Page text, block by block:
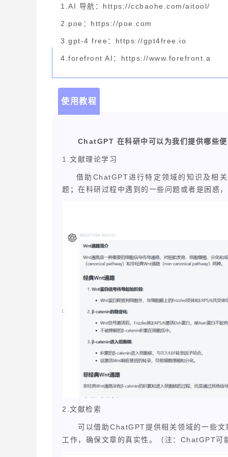
1.AI 导航：https://ccbaohe.com/aitool/
2.poe：https://poe.com
3.gpt-4 free：https://gpt4free.io
4.forefront AI：https://www.forefront.a
使用教程
ChatGPT 在科研中可以为我们提供哪些
1. 文献理论学习
借助 ChatGPT进行特定领域的知识及相
题；在科研过程中遇到的一些问题或者是困惑
2. 文献检索
可以借助ChatGPT提供相关领域的一些
工作，确保文章的真实性。（注： ChatGPT 可